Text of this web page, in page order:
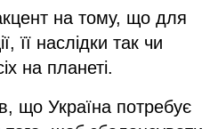
на тому, що для
її наслідки так чи
на планеті.
що Україна потребує